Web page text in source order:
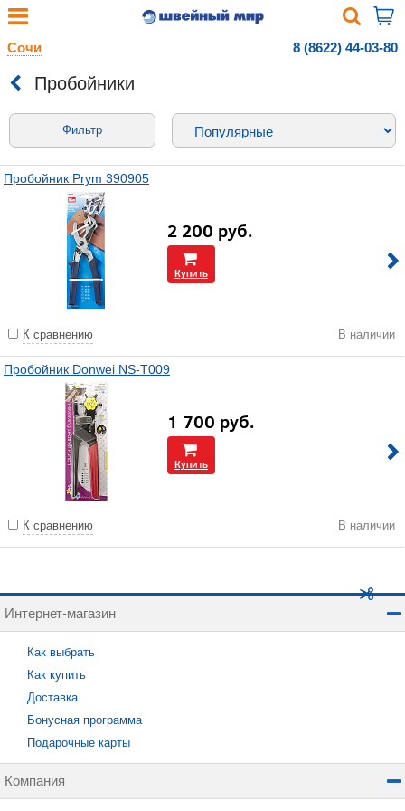
Сочи 8 (8622) 44-03-80
Пробойники
Фильтр
Пробойник Prym 390905
2 200 руб.
Купить
К сравнению В наличии
Пробойник Donwei NS-T009
1 700 руб.
Купить
К сравнению В наличии
Интернет-магазин
Как выбрать
Как купить
Доставка
Бонусная программа
Подарочные карты
Компания